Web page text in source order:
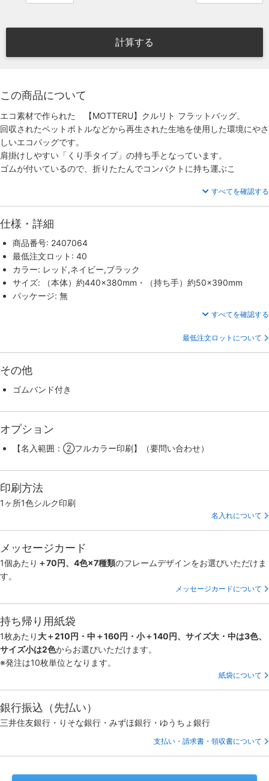
計算する
この商品について
エコ素材で作られた 【MOTTERU】クルリト フラットバッグ。
回収されたペットボトルなどから再生された生地を使用した環境にやさ
しいエコバッグです。
肩掛けしやすい「くり手タイプ」の持ち手となっています。
ゴムが付いているので、折りたたんでコンパクトに持ち運ぶこ
すべてを確認する
仕様・詳細
商品番号: 2407064
最低注文ロット: 40
カラー: レッド,ネイビー,ブラック
サイズ: （本体）約440×380mm・（持ち手）約50×390mm
パッケージ: 無
すべてを確認する
最低注文ロットについて
その他
ゴムバンド付き
オプション
【名入範囲：②フルカラー印刷】（要問い合わせ）
印刷方法
1ヶ所1色シルク印刷
名入れについて
メッセージカード
1個あたり ＋70円、4色×7種類のフレームデザインをお選びいただけま
す。
メッセージカードについて
持ち帰り用紙袋
1枚あたり 大＋210円・中＋160円・小＋140円、サイズ大・中は3色、
サイズ小は2色からお選びいただけます。
※発注は10枚単位となります。
紙袋について
銀行振込（先払い）
三井住友銀行・りそな銀行・みずほ銀行・ゆうちょ銀行
支払い・請求書・領収書について